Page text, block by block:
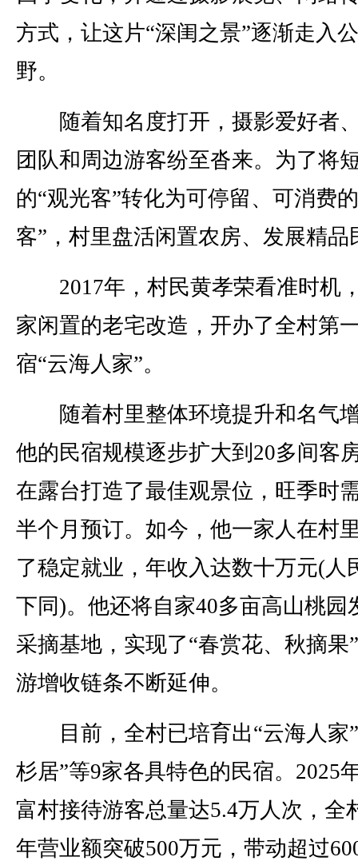
方式，让这片“深闺之景”逐渐走入
野。
随着知名度打开，摄影爱好者
团队和周边游客纷至沓来。为了将
的“观光客”转化为可停留、可消费
客”，村里盘活闲置农房、发展精品
2017年，村民黄孝荣看准时机
家闲置的老宅改造，开办了全村第
宿“云海人家”。
随着村里整体环境提升和名气
他的民宿规模逐步扩大到20多间客
在露台打造了最佳观景位，旺季时
半个月预订。如今，他一家人在村
了稳定就业，年收入达数十万元(人
下同)。他还将自家40多亩高山桃园
采摘基地，实现了“春赏花、秋摘果
游增收链条不断延伸。
目前，全村已培育出“云海人家
杉居”等9家各具特色的民宿。2025
富村接待游客总量达5.4万人次，全
年营业额突破500万元，带动超过